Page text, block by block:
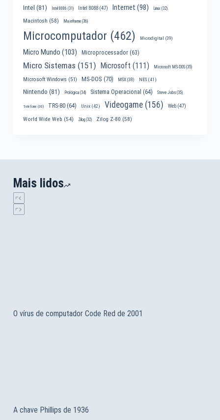
Intel (81) Intel 8086 (31) Intel 8088(47) Internet (98) Linux(32)
Macintosh (58) Mainframe(36)
Microcomputador (462) Microdigital (39)
Micro Mundo (103) Microprocessador(63)
Micro Sistemas (151) Microsoft (111) Microsoft MS-DOS(35)
Microsoft Windows (51) MS-DOS (70) MSX(38) NES(41)
Nintendo (81) Prológica(34) Sistema Operacional (64) Steve Jobs(35)
Telefone (30) TRS-80(64) Unix(42) Videogame(156) Web(47)
World Wide Web (54) Zilog(32) Zilog Z-80 (58)
Mais lidos
O vírus de computador Code Red de 2001
A chave Phillips de 1936